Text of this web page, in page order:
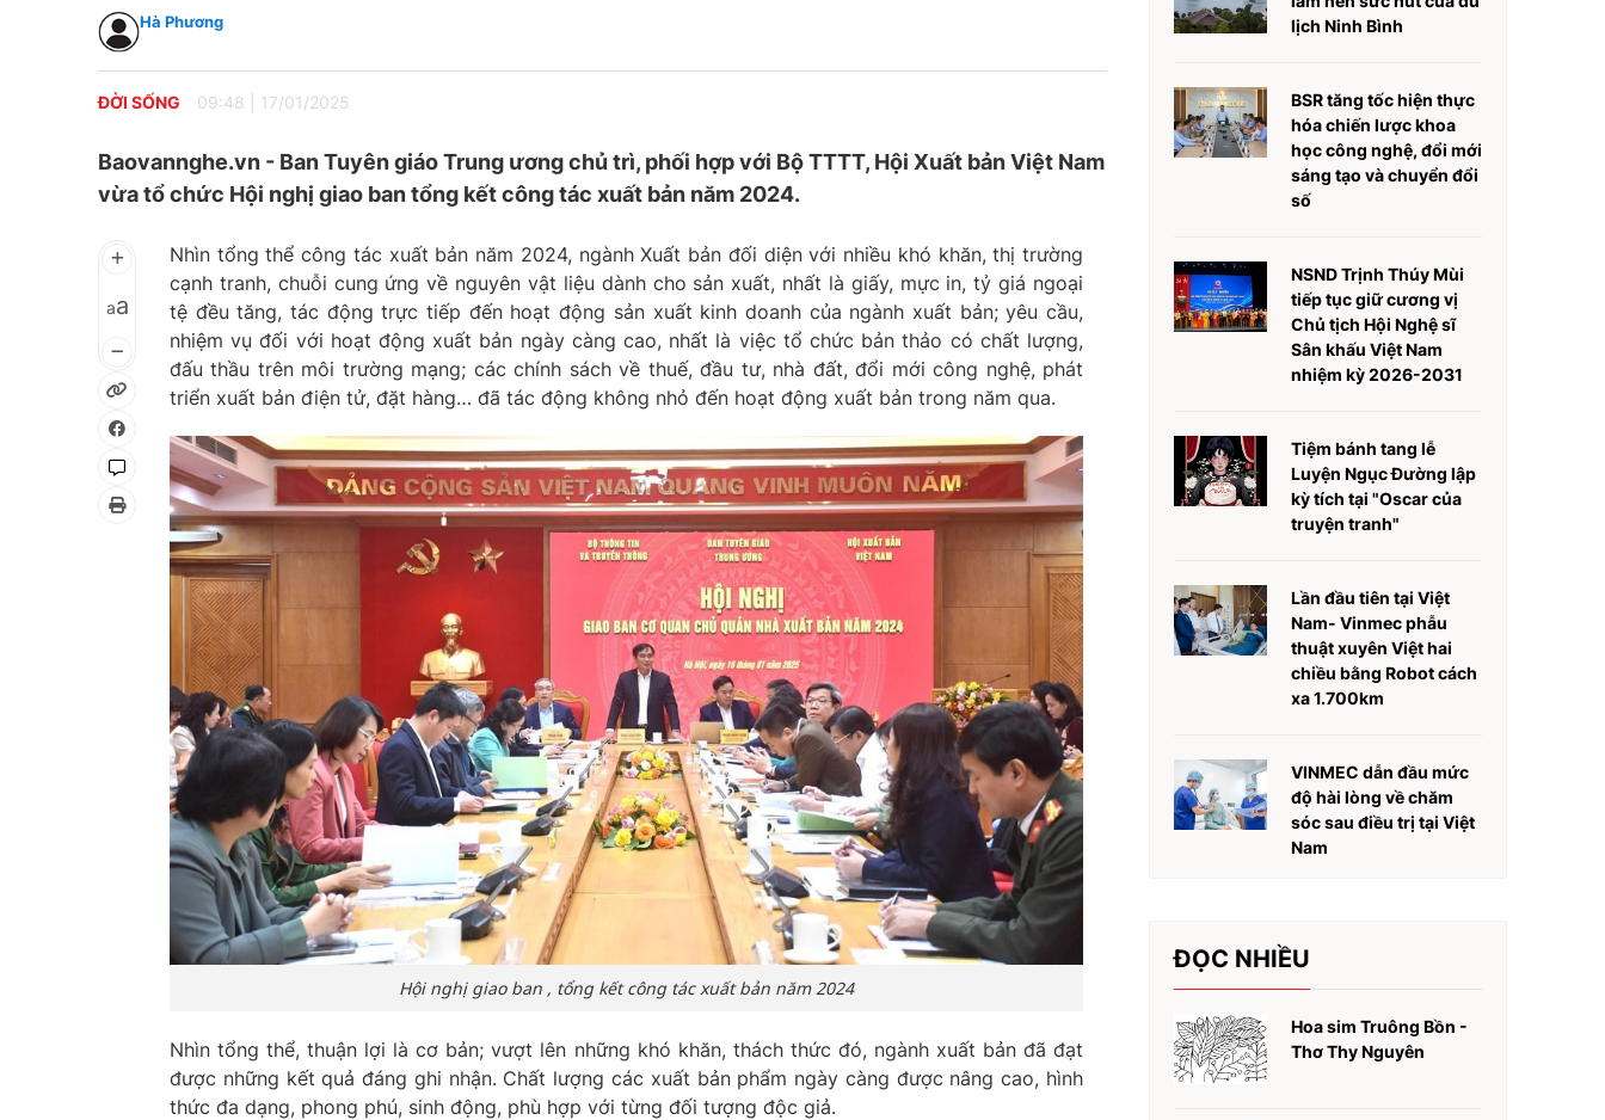
Hà Phương
ĐỜI SỐNG 09:48 17/01/2025
Baovannghe.vn - Ban Tuyên giáo Trung ương chủ trì, phối hợp với Bộ TTTT, Hội Xuất bản Việt Nam
vừa tổ chức Hội nghị giao ban tổng kết công tác xuất bản năm 2024.
aa
Nhìn tổng thể công tác xuất bản năm 2024, ngành Xuất bản đối diện với nhiều khó khăn, thị trường
cạnh tranh, chuỗi cung ứng về nguyên vật liệu dành cho sản xuất, nhất là giấy, mực in, tỷ giá ngoại
tệ đều tăng, tác động trực tiếp đến hoạt động sản xuất kinh doanh của ngành xuất bản; yêu cầu,
nhiệm vụ đối với hoạt động xuất bản ngày càng cao, nhất là việc tổ chức bản thảo có chất lượng,
đấu thầu trên môi trường mạng; các chính sách về thuế, đầu tư, nhà đất, đổi mới công nghệ, phát
triển xuất bản điện tử, đặt hàng… đã tác động không nhỏ đến hoạt động xuất bản trong năm qua.
Hội nghị giao ban , tổng kết công tác xuất bản năm 2024
Nhìn tổng thể, thuận lợi là cơ bản; vượt lên những khó khăn, thách thức đó, ngành xuất bản đã đạt
được những kết quả đáng ghi nhận. Chất lượng các xuất bản phẩm ngày càng được nâng cao, hình
thức đa dạng, phong phú, sinh động, phù hợp với từng đối tượng độc giả.
lịch Ninh Bình
BSR tăng tốc hiện thực
hóa chiến lược khoa
học công nghệ, đổi mới
sáng tạo và chuyển đổi
số
NSND Trịnh Thúy Mùi
tiếp tục giữ cương vị
Chủ tịch Hội Nghệ sĩ
Sân khấu Việt Nam
nhiệm kỳ 2026-2031
Tiệm bánh tang lễ
Luyện Ngục Đường lập
kỳ tích tại "Oscar của
truyện tranh"
Lần đầu tiên tại Việt
Nam- Vinmec phẫu
thuật xuyên Việt hai
chiều bằng Robot cách
xa 1.700km
VINMEC dẫn đầu mức
độ hài lòng về chăm
sóc sau điều trị tại Việt
Nam
ĐỌC NHIỀU
Hoa sim Truông Bồn -
Thơ Thy Nguyên